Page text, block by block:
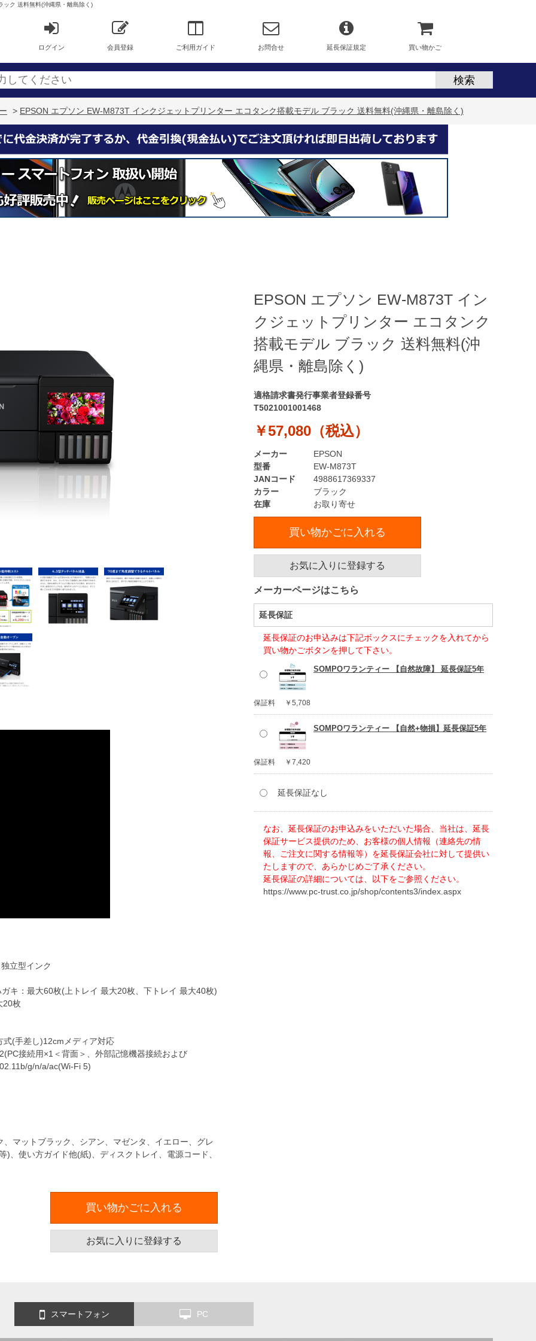
ック 送料無料(沖縄県・離島除く)
ログイン 会員登録 ご利用ガイド お問合せ 延長保証規定 買い物かご
> EPSON エプソン EW-M873T インクジェットプリンター エコタンク搭載モデル ブラック 送料無料(沖縄県・離島除く)
立型インク
キ：最大60枚(上トレイ 最大20枚、下トレイ 最大40枚)
20枚
式(手差し)12cmメディア対応
接続用×1＜背面＞、外部記憶機器接続および
g/n/a/ac(Wi-Fi 5)
マットブラック、シアン、マゼンタ、イエロー、グレ
、使い方ガイド他(紙)、ディスクトレイ、電源コード、
EPSON エプソン EW-M873T イン
クジェットプリンター エコタンク
搭載モデル ブラック 送料無料(沖
縄県・離島除く)
適格請求書発行事業者登録番号
T5021001001468
￥57,080（税込）
型番
EW-M873T
JANコード
4988617369337
カラー
ブラック
在庫
お取り寄せ
メーカー EPSON
買い物かごに入れる
お気に入りに登録する
メーカーページはこちら
延長保証
延長保証のお申込みは下記ボックスにチェックを入れてから
買い物かごボタンを押して下さい。
SOMPOワランティー 【自然故障】 延長保証5年
保証料 ￥5,708
SOMPOワランティー 【自然+物損】延長保証5年
保証料 ￥7,420
延長保証なし
なお、延長保証のお申込みをいただいた場合、当社は、延長
保証サービス提供のため、お客様の個人情報（連絡先の情
報、ご注文に関する情報等）を延長保証会社に対して提供い
たしますので、あらかじめご了承ください。
延長保証の詳細については、以下をご参照ください。
https://www.pc-trust.co.jp/shop/contents3/index.aspx
買い物かごに入れる
お気に入りに登録する
スマートフォン PC